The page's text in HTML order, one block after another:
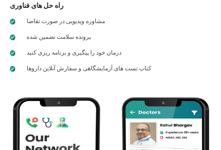
راه حل های فناوری
مشاوره ویدیویی در صورت تقاضا
پرونده سلامت تضمین شده
درمان خود را پیگیری و برنامه ریزی کنید
کتاب تست های آزمایشگاهی و سفارش آنلاین داروها